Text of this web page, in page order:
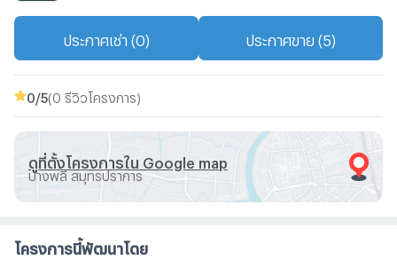
ประกาศเช่า (0) ประกาศขาย (5)
0 /5(0 รีวิวโครงการ)
ดูที่ตั้งโครงการใน Google map
บางพลี สมุทรปราการ
โครงการนี้พัฒนาโดย